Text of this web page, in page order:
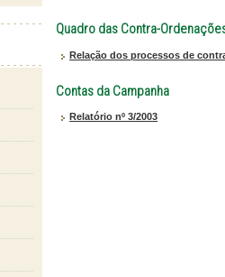
Quadro das Contra-
Relação dos processos de
Contas da Campanha
Relatório nº 3/2003